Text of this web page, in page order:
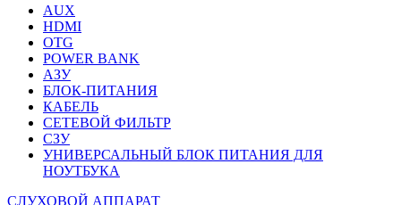
AUX
HDMI
OTG
POWER BANK
АЗУ
БЛОК-ПИТАНИЯ
КАБЕЛЬ
СЕТЕВОЙ ФИЛЬТР
СЗУ
УНИВЕРСАЛЬНЫЙ БЛОК ПИТАНИЯ ДЛЯ
НОУТБУКА
СЛУХОВОЙ АППАРАТ